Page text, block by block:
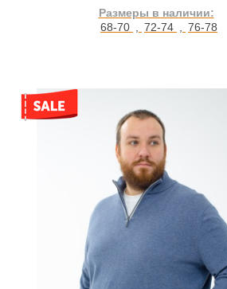
Размеры в наличии:
68-70 , 72-74 , 76-78